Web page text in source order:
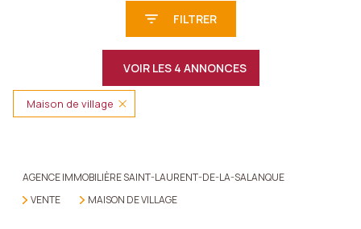
FILTRER
VOIR LES 4 ANNONCES
Maison de village
AGENCE IMMOBILIÈRE SAINT-LAURENT-DE-LA-SALANQUE
VENTE
MAISON DE VILLAGE